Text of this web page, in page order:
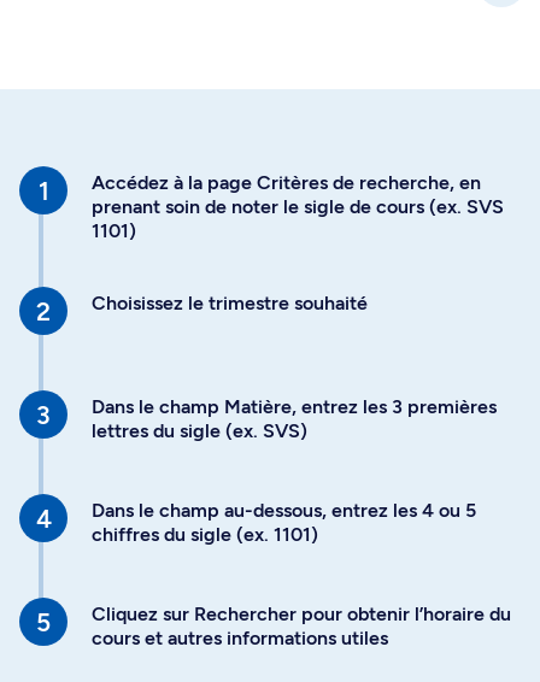
Accédez à la page Critères de recherche, en
prenant soin de noter le sigle de cours (ex. SVS
1101)
Choisissez le trimestre souhaité
Dans le champ Matière, entrez les 3 premières
lettres du sigle (ex. SVS)
Dans le champ au-dessous, entrez les 4 ou 5
chiffres du sigle (ex. 1101)
Cliquez sur Rechercher pour obtenir l’horaire du
cours et autres informations utiles